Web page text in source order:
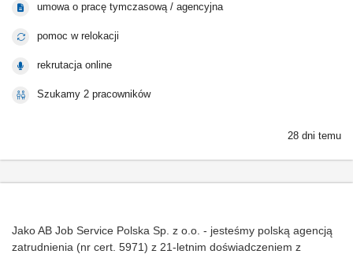
umowa o pracę tymczasową / agencyjna
pomoc w relokacji
rekrutacja online
Szukamy 2 pracowników
28 dni temu
Jako AB Job Service Polska Sp. z o.o. - jesteśmy polską agencją
zatrudnienia (nr cert. 5971) z 21-letnim doświadczeniem z